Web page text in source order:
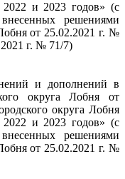
и 2023 годов» (с
решениями
от 25.02.2021 г. №
г. № 71/7)
и дополнений в
округа Лобня от
округа Лобня
и 2023 годов» (с
решениями
от 25.02.2021 г. №